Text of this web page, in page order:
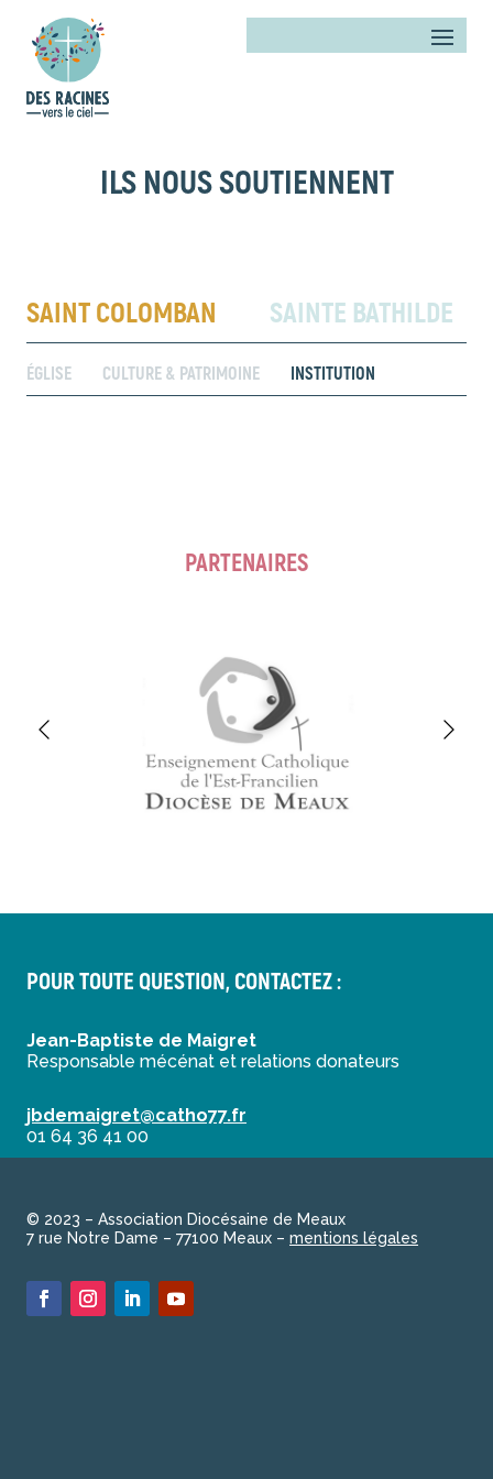
ILS NOUS SOUTIENNENT
SAINT COLOMBAN SAINTE BATHILDE
ÉGLISE CULTURE & PATRIMOINE INSTITUTION
PARTENAIRES
POUR TOUTE QUESTION, CONTACTEZ :
Jean-Baptiste de Maigret
Responsable mécénat et relations donateurs
jbdemaigret@catho77.fr
01 64 36 41 00
© 2023 – Association Diocésaine de Meaux
7 rue Notre Dame – 77100 Meaux – mentions légales